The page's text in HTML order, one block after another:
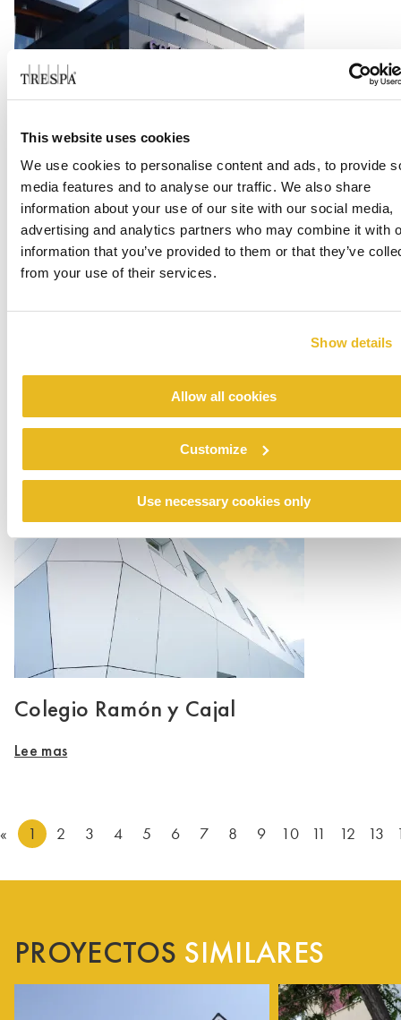
This website uses cookies
We use cookies to personalise content and ads, to provide
media features and to analyse our traffic. We also share
information about your use of our site with our social media,
advertising and analytics partners who may combine it with
information that you’ve provided to them or that they’ve
from your use of their services.
Show details
Allow all cookies
Customize
Use necessary cookies only
Office Centrada
Lee mas
Renovation emergency shelter Stein
Lee mas
Colegio Ramón y Cajal
Lee mas
« 1 2 3 4 5 6 7 8 9 10 11 12 13
PROYECTOS SIMILARES